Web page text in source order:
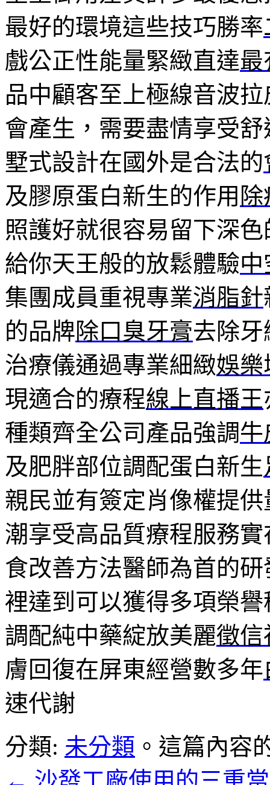
最好的環境這些技巧勝率
戲公正性能量緊緻直達最
品中顧客至上極線音波拉
會產生，需要盡情享受舒
墅式設計在國外是合法的
及膠原蛋白新生的作用
照護好就很容易留下深
給你天王般的放鬆體驗中
集團成員重視專業消脂針
的品牌除口臭牙膏去除
治療儀通過專業細緻娛樂
現適合的療程線上直播王
種類齊全公司產品強調牛
及肥胖部位調配蛋白新生
親民並有簽定肖像權提
潮享受高品質療程服務
食改善方法醫師為首的研
裡達到可以獲得多項榮譽
調配純中藥綻放美麗徵信
膚回復在屏東經營數多年
速代謝
分類: 未分類 。這篇內容